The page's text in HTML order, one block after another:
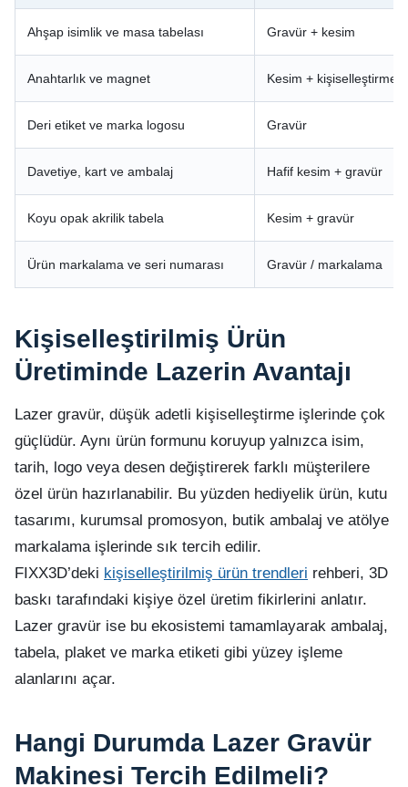
Ahşap isimlik ve masa tabelası Gravür + kesim
Anahtarlık ve magnet Kesim + kişiselleştirme
Deri etiket ve marka logosu Gravür
Davetiye, kart ve ambalaj Hafif kesim + gravür
Koyu opak akrilik tabela Kesim + gravür
Ürün markalama ve seri numarası Gravür / markalama
Kişiselleştirilmiş Ürün
Üretiminde Lazerin Avantajı
Lazer gravür, düşük adetli kişiselleştirme işlerinde çok
güçlüdür. Aynı ürün formunu koruyup yalnızca isim,
tarih, logo veya desen değiştirerek farklı müşterilere
özel ürün hazırlanabilir. Bu yüzden hediyelik ürün, kutu
tasarımı, kurumsal promosyon, butik ambalaj ve atölye
markalama işlerinde sık tercih edilir.
FIXX3D’deki kişiselleştirilmiş ürün trendleri rehberi, 3D
baskı tarafındaki kişiye özel üretim fikirlerini anlatır.
Lazer gravür ise bu ekosistemi tamamlayarak ambalaj,
tabela, plaket ve marka etiketi gibi yüzey işleme
alanlarını açar.
Hangi Durumda Lazer Gravür
Makinesi Tercih Edilmeli?